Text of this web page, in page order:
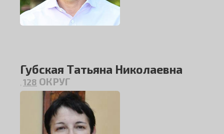
Губская Татьяна Николаевна
128 ОКРУГ